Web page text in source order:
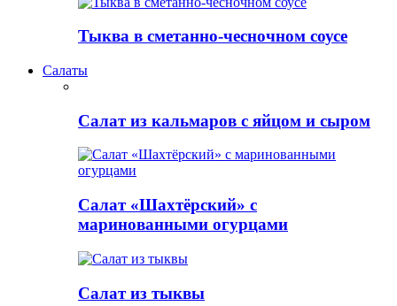
Тыква в сметанно-чесночном соусе
Салаты
Салат из кальмаров с яйцом и сыром
Салат «Шахтёрский» с
маринованными огурцами
Салат из тыквы